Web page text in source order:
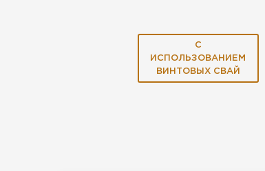
С
ИСПОЛЬЗОВАНИЕМ
ВИНТОВЫХ СВАЙ